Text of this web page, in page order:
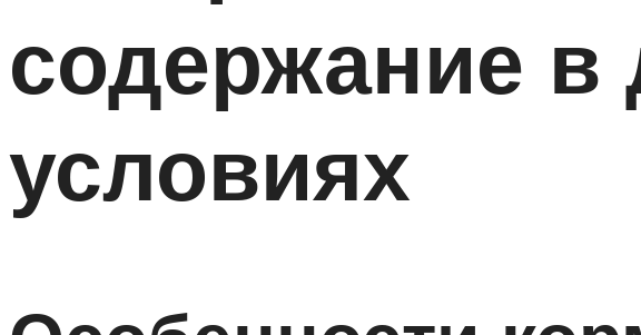
содержание
условиях